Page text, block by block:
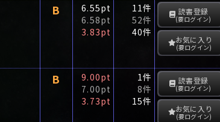
B
6.55pt
6.58pt
3.83pt
11件
52件
40件
読書登録
(要ログイン)
お気に入り
(要ログイン)
B
9.00pt
7.00pt
3.73pt
1件
8件
15件
読書登録
(要ログイン)
お気に入り
(要ログイン)